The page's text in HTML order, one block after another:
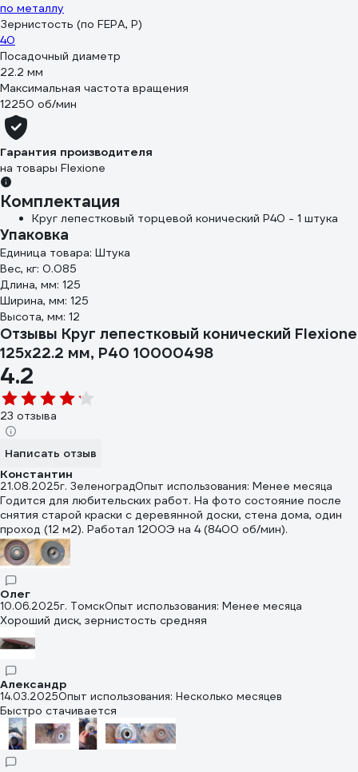
по металлу
Зернистость (по FEPA, P)
40
Посадочный диаметр
22.2 мм
Максимальная частота вращения
12250 об/мин
Гарантия производителя
на товары Flexione
Комплектация
Круг лепестковый торцевой конический Р40 - 1 штука
Упаковка
Единица товара: Штука
Вес, кг: 0.085
Длина, мм: 125
Ширина, мм: 125
Высота, мм: 12
Отзывы Круг лепестковый конический Flexione
125x22.2 мм, Р40 10000498
4.2
23 отзыва
Написать отзыв
Константин
21.08.2025г. ЗеленоградОпыт использования: Менее месяца
Годится для любительских работ. На фото состояние после
снятия старой краски с деревянной доски, стена дома, один
проход (12 м2). Работал 1200Э на 4 (8400 об/мин).
Олег
10.06.2025г. ТомскОпыт использования: Менее месяца
Хороший диск, зернистость средняя
Александр
14.03.2025Опыт использования: Несколько месяцев
Быстро стачивается